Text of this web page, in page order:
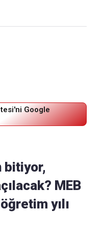
Google
bitiyor,
MEB
yılı